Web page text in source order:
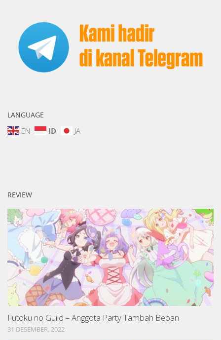
LANGUAGE
EN ID JA
REVIEW
Futoku no Guild – Anggota Party Tambah Beban
31 DESEMBER, 2022